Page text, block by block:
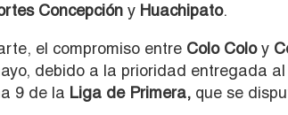
Concepción y Huachipato.
el compromiso entre Colo Coloy
debido a la prioridad entregada
9 de la Liga de Primera, que se